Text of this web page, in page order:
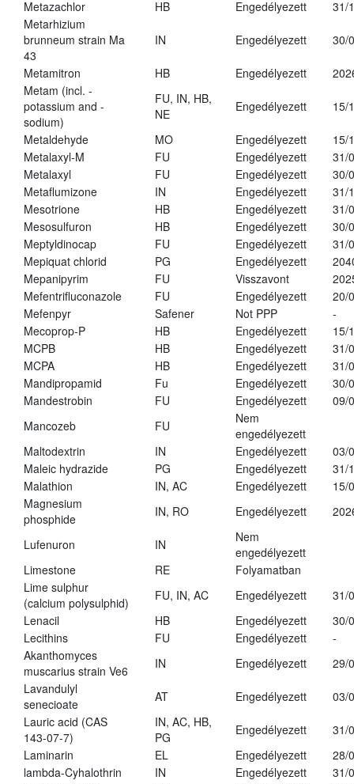
Metazachlor
HB Engedélyezett
31/
Metarhizium
brunneum strain Ma
43
IN Engedélyezett 30/
Metamitron HB Engedélyezett
Metam (incl. -
potassium and -
sodium)
FU, IN, HB,
NE
Engedélyezett 15/
Metaldehyde MO Engedélyezett
15/
Metalaxyl-M
FU Engedélyezett
31/
Metalaxyl
FU Engedélyezett
30/
Metaflumizone
IN Engedélyezett
31/
Mesotrione
HB Engedélyezett
31/
Mesosulfuron
HB Engedélyezett
30/
Meptyldinocap
FU Engedélyezett
31/
Mepiquat chlorid
PG Engedélyezett
Mepanipyrim
FU Visszavont
Mefentrifluconazole
FU Engedélyezett
20/
Mefenpyr
Safener Not PPP
-
Mecoprop-P
HB Engedélyezett
15/
MCPB
HB Engedélyezett
31/
MCPA
HB Engedélyezett
31/
Mandipropamid
Fu Engedélyezett
30/
Mandestrobin
FU Engedélyezett
09/
Mancozeb
FU
Nem
engedélyezett
Maltodextrin
IN Engedélyezett
03/
Maleic hydrazide
PG Engedélyezett
31/
Malathion
IN, AC Engedélyezett
15/
Magnesium
phosphide
IN, RO Engedélyezett
Lufenuron IN
Nem
engedélyezett
Limestone
RE
Folyamatban
Lime sulphur
(calcium polysulphid)
FU, IN, AC Engedélyezett
31/
Lenacil
HB Engedélyezett
30/
Lecithins
FU Engedélyezett
-
Akanthomyces
muscarius strain Ve6
IN Engedélyezett
29/
Lavandulyl
senecioate
AT Engedélyezett
03/
Lauric acid (CAS
143-07-7)
IN, AC, HB,
PG
Engedélyezett
31/
Laminarin
EL Engedélyezett
28/
lambda-Cyhalothrin
IN Engedélyezett
31/